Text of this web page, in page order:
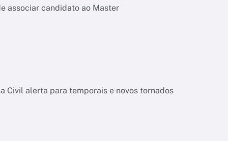
associar candidato ao Master
Civil alerta para temporais e novos tornados